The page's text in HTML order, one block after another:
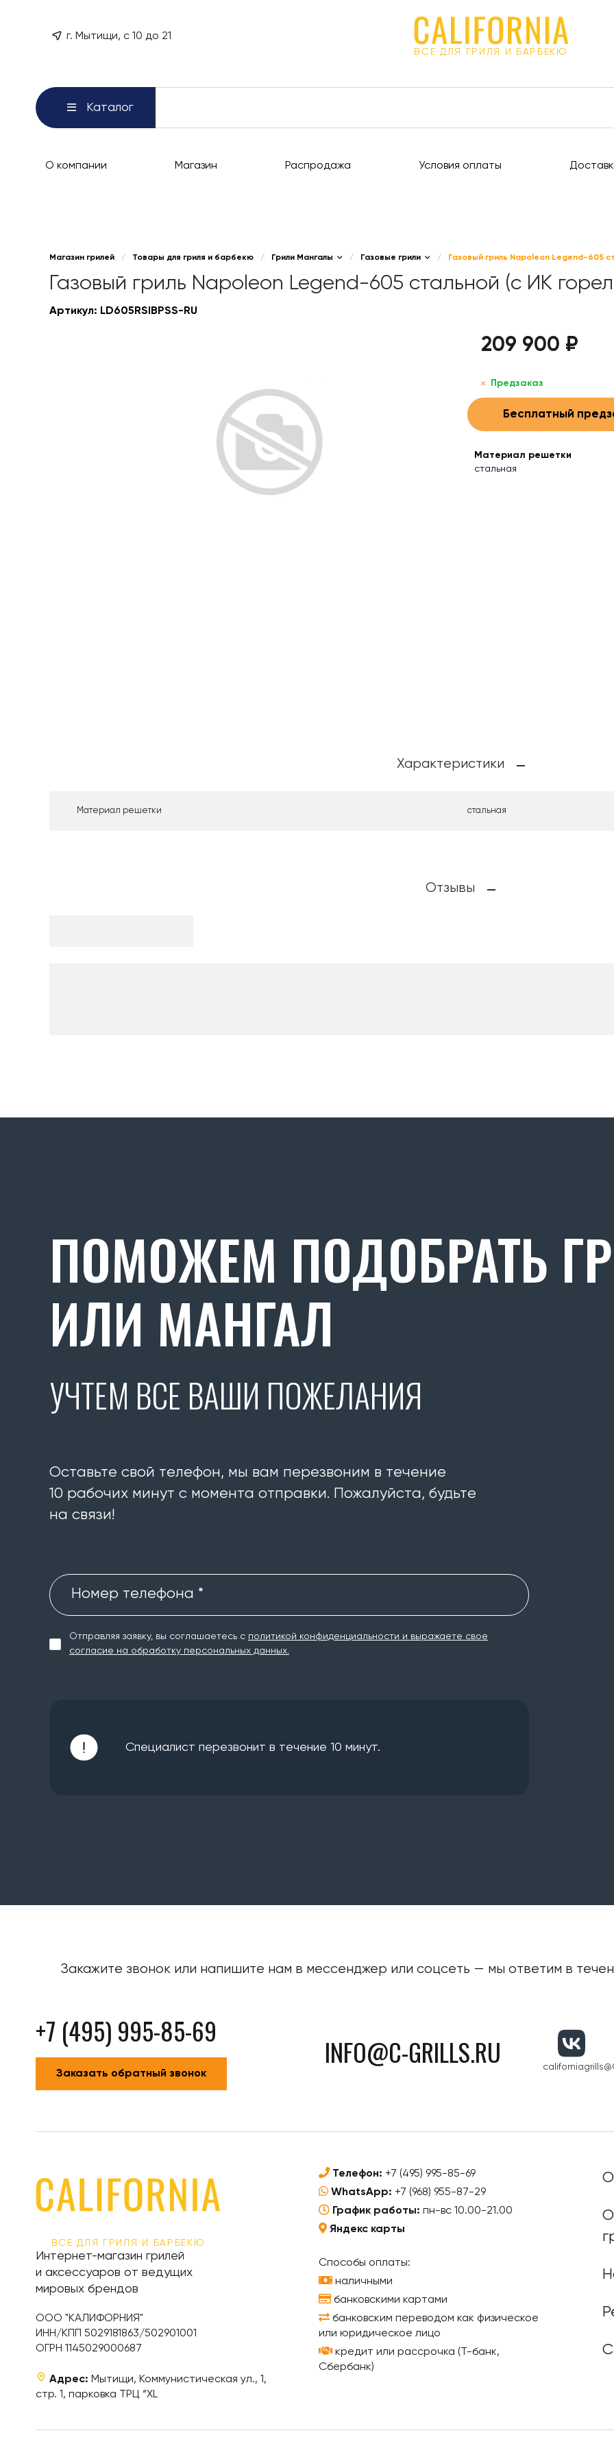
г. Мытищи, с 10 до 21
ВСЕ ДЛЯ ГРИЛЯ И БАРБЕКЮ
Каталог
О компании Магазин Распродажа Условия оплаты
Магазин грилей / Товары для гриля и барбекю / Грили Мангалы / Газовые грили / Газовый гриль Napoleon Legend-605
Газовый гриль Napoleon Legend-605 стальной (с ИК
Артикул: LD605RSIBPSS-RU
209 900 ₽
Предзаказ
Бесплатный
Материал решетки
стальная
Характеристики
Материал решетки стальная
Отзывы
ПОМОЖЕМ ПОДОБРАТЬ
ИЛИ МАНГАЛ
УЧТЕМ ВСЕ ВАШИ ПОЖЕЛАНИЯ
Оставьте свой телефон, мы вам перезвоним в течение
10 рабочих минут с момента отправки. Пожалуйста, будьте
на связи!
Номер телефона *
Отправляя заявку, вы соглашаетесь с политикой конфиденциальности и выражаете свое
согласие на обработку персональных данных.
Специалист перезвонит в течение 10 минут.
Закажите звонок или напишите нам в мессенджер или соцсеть — мы ответим в
+7 (495) 995-85-69
Заказать обратный звонок
INFO@C-GRILLS.RU californiagrills
ВСЕ ДЛЯ ГРИЛЯ И БАРБЕКЮ
Интернет-магазин грилей
и аксессуаров от ведущих
мировых брендов
ООО "КАЛИФОРНИЯ"
ИНН/КПП 5029181863/502901001
ОГРН 1145029000687
Адрес: Мытищи, Коммунистическая ул., 1,
стр. 1, парковка ТРЦ “XL
Телефон: +7 (495) 995-85-69
WhatsApp: +7 (968) 955-87-29
График работы: пн-вс 10.00-21.00
Яндекс карты
Способы оплаты:
наличными
банковскими картами
банковским переводом как физическое
или юридическое лицо
кредит или рассрочка (Т-банк,
Сбербанк)
О